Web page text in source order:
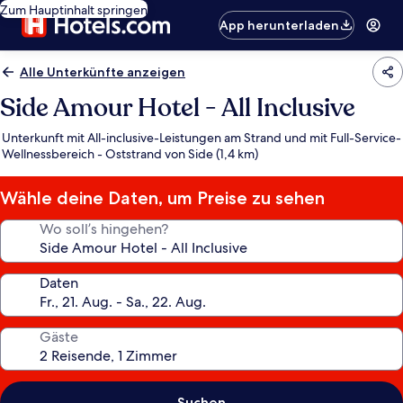
Zum Hauptinhalt springen
App herunterladen
Alle Unterkünfte anzeigen
Side Amour Hotel - All Inclusive
Unterkunft mit All-inclusive-Leistungen am Strand und mit Full-Service-
Wellnessbereich - Oststrand von Side (1,4 km)
Wähle deine Daten, um Preise zu sehen
Wo soll’s hingehen?
Daten
Gäste